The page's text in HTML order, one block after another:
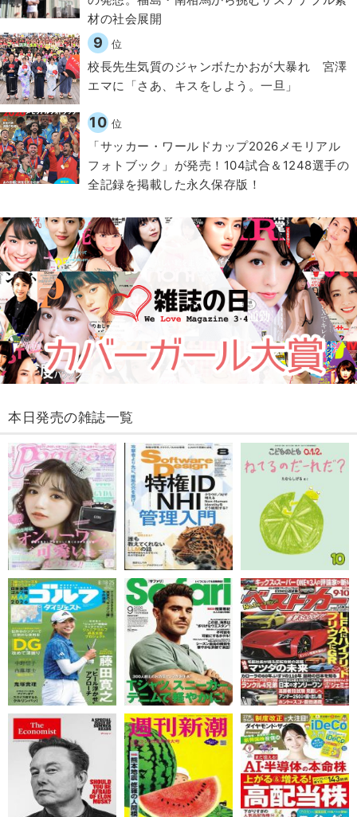
材の社会展開​
9 位
校長先生気質のジャンボたかおが大暴れ 宮澤
エマに「さあ、キスをしよう。一旦」
10 位
「サッカー・ワールドカップ2026メモリアル
フォトブック」が発売！104試合＆1248選手の
全記録を掲載した永久保存版！
本日発売の雑誌一覧